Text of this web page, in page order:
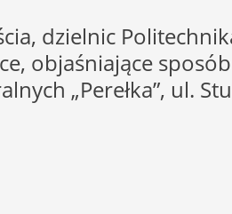
dzielnic
objaśniające
„Perełka”, ul.